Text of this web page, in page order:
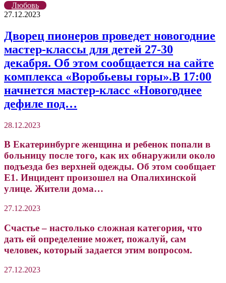
Любовь
27.12.2023
Дворец пионеров проведет новогодние
мастер-классы для детей 27-30
декабря. Об этом сообщается на сайте
комплекса «Воробьевы горы».В 17:00
начнется мастер-класс «Новогоднее
дефиле под…
28.12.2023
В Екатеринбурге женщина и ребенок попали в
больницу после того, как их обнаружили около
подъезда без верхней одежды. Об этом сообщает
Е1. Инцидент произошел на Опалихинской
улице. Жители дома…
27.12.2023
Счастье – настолько сложная категория, что
дать ей определение может, пожалуй, сам
человек, который задается этим вопросом.
27.12.2023